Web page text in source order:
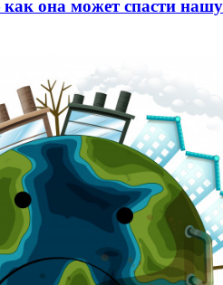
она может спасти нашу